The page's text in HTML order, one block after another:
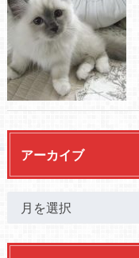
アーカイブ